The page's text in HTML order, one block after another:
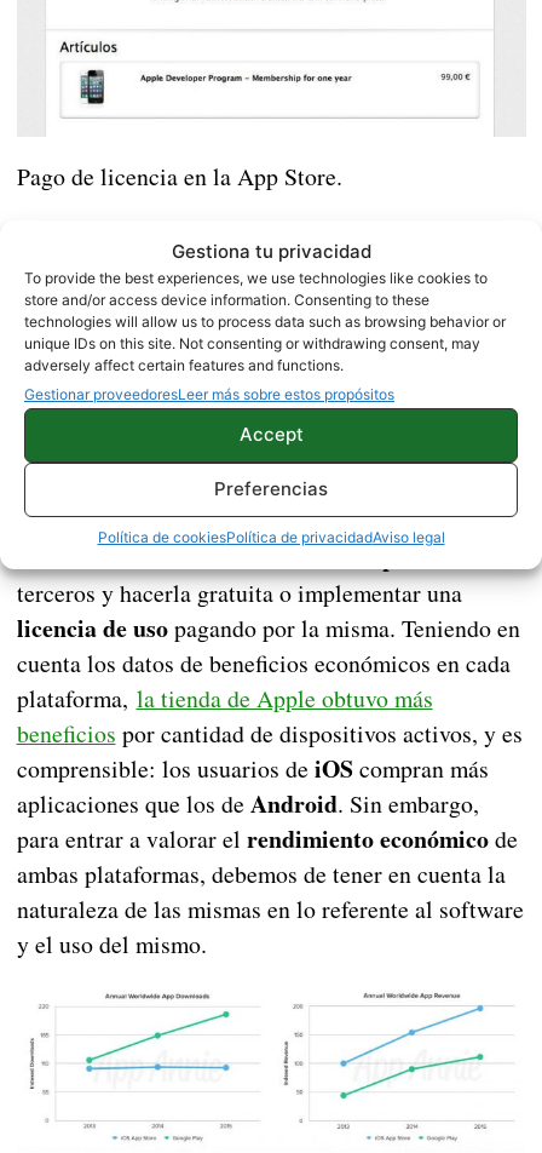
Gestiona tu privacidad
To provide the best experiences, we use technologies like cookies to
store and/or access device information. Consenting to these
technologies will allow us to process data such as browsing behavior or
unique IDs on this site. Not consenting or withdrawing consent, may
adversely affect certain features and functions.
Gestionar proveedoresLeer más sobre estos propósitos
Accept
Preferencias
Política de cookiesPolítica de privacidadAviso legal
Pago de licencia en la App Store.
deforma anualy asciende a los99$, si bien
existen distintos tipos de licencia para empresas o
grupo de desarrolladores.
Rendimiento económico
Ya hemos publicado nuestra aplicación y queremos
obtener un beneficio económico. Para hacerlo,
existen dos formas distintas: insertar publicidad
terceros y hacerla gratuita o implementar una
licencia de usopagando por la misma. Teniendo en
cuenta los datos de beneficios económicos en cada
plataforma, la tienda de Apple obtuvo más
beneficios por cantidad de dispositivos activos, y es
comprensible: los usuarios de iOS compran más
aplicaciones que los de Android. Sin embargo,
para entrar a valorar el rendimiento económicode
ambas plataformas, debemos de tener en cuenta la
naturaleza de las mismas en lo referente al software
y el uso del mismo.